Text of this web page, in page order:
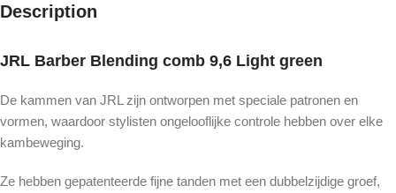
Description
JRL Barber Blending comb 9,6 Light green
De kammen van JRL zijn ontworpen met speciale patronen en
vormen, waardoor stylisten ongelooflijke controle hebben over elke
kambeweging.
Ze hebben gepatenteerde fijne tanden met een dubbelzijdige groef,